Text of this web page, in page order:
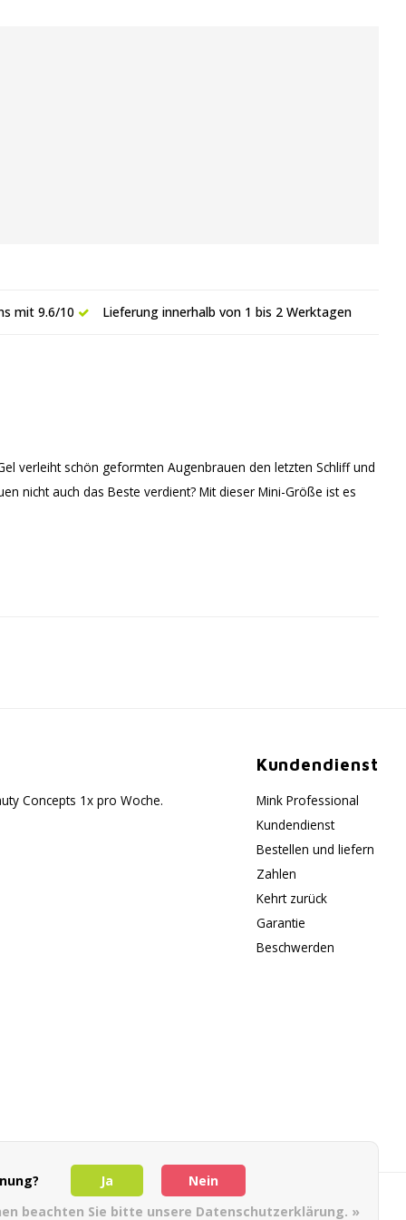
mit 9.6/10 Lieferung innerhalb von 1 bis 2 Werktagen
verleiht schön geformten Augenbrauen den letzten Schliff und
nicht auch das Beste verdient? Mit dieser Mini-Größe ist es
Concepts 1x pro Woche.
Kundendienst
Mink Professional
Kundendienst
Bestellen und liefern
Zahlen
Kehrt zurück
Garantie
Beschwerden
Ja
Nein
beachten Sie bitte unsere Datenschutzerklärung. »